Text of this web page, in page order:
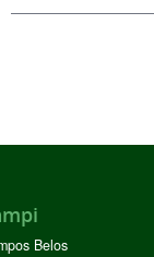
Belos